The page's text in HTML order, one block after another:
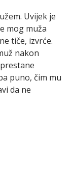
Uvijek je
mog muža
tiče, izvrće.
nakon
puno, čim mu
da ne